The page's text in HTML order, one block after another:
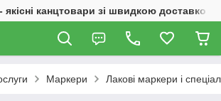
канцтовари зі швидкою доставкою
Маркери Лакові маркери і